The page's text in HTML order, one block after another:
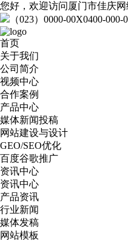
您好，欢迎访问厦门市佳庆网
（023）0000-00X0400-000-
首页
关于我们
公司简介
视频中心
合作案例
产品中心
媒体新闻投稿
网站建设与设计
GEO/SEO优化
百度谷歌推广
资讯中心
资讯中心
产品资讯
行业新闻
媒体发稿
网站模板